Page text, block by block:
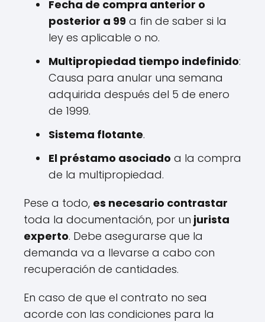
Fecha de compra anterior o
posterior a 99 a fin de saber si la
ley es aplicable o no.
Multipropiedad tiempo indefinido:
Causa para anular una semana
adquirida después del 5 de enero
de 1999.
Sistema flotante.
El préstamo asociado a la compra
de la multipropiedad.
Pese a todo, es necesario contrastar
toda la documentación, por un jurista
experto. Debe asegurarse que la
demanda va a llevarse a cabo con
recuperación de cantidades.
En caso de que el contrato no sea
acorde con las condiciones para la